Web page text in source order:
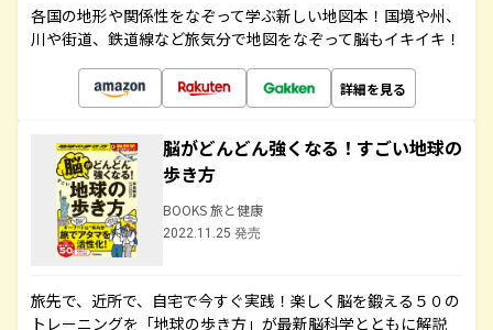
各国の地形や関係性をなぞって学ぶ新しい地図本！国境や州、
川や街道、鉄道線など旅気分で地図をなぞって脳もイキイキ！
詳細を見る
脳がどんどん強くなる！すごい地球の
歩き方
BOOKS 旅と健康
2022.11.25 発売
旅先で、近所で、自宅で今すぐ実践！楽しく脳を鍛える５０の
トレーニングを「地球の歩き方」が最新脳科学とともに解説